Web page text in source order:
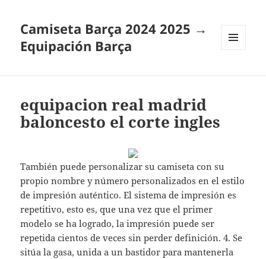
Camiseta Barça 2024 2025 →
Equipación Barça
equipacion real madrid
baloncesto el corte ingles
También puede personalizar su camiseta con su
propio nombre y número personalizados en el estilo
de impresión auténtico. El sistema de impresión es
repetitivo, esto es, que una vez que el primer
modelo se ha logrado, la impresión puede ser
repetida cientos de veces sin perder definición. 4. Se
sitúa la gasa, unida a un bastidor para mantenerla